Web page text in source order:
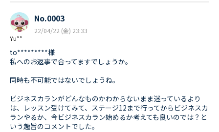
Yu**
No.0003
22/04/22 (金) 23:33
to*********様
私へのお返事で合ってますでしょうか。
同時も不可能ではないでしょうね。
ビジネスカランがどんなものかわからないまま迷っているより
は、レッスン受けてみて、ステージ12まで行ってからビジネスカ
ランやるか、今ビジネスカラン始めるか考えても良いのでは？と
いう趣旨のコメントでした。